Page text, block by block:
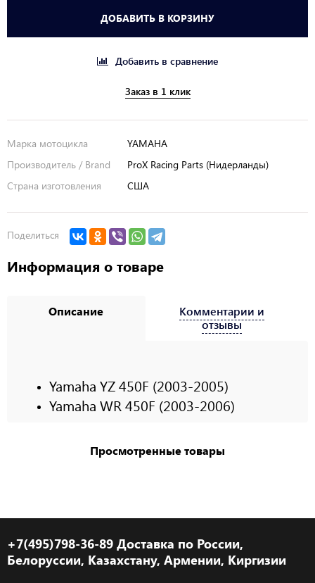
ДОБАВИТЬ В КОРЗИНУ
Добавить в сравнение
Заказ в 1 клик
Марка мотоцикла
YAMAHA
Производитель / Brand
ProX Racing Parts (Нидерланды)
Страна изготовления
США
Поделиться
Информация о товаре
Описание
Yamaha YZ 450F (2003-2005)
Yamaha WR 450F (2003-2006)
Комментарии и
отзывы
Просмотренные товары
+7(495)798-36-89 Доставка по России,
Белоруссии, Казахстану, Армении, Киргизии